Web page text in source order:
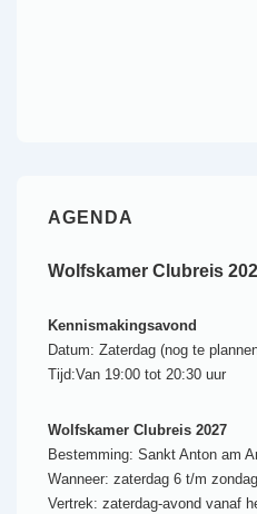
AGENDA
Wolfskamer Clubreis
Kennismakingsavond
Datum: Zaterdag (nog te
Tijd:Van 19:00 tot 20:30 uur
Wolfskamer Clubreis 2027
Bestemming: Sankt Anton am
Wanneer:
zaterdag 6 t/m
Vertrek: zaterdag-avond vanaf